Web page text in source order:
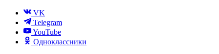
VK
Telegram
YouTube
Одноклассники